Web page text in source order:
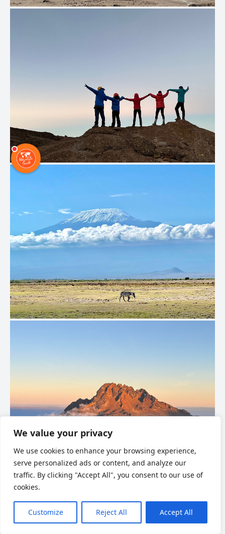
We value your privacy
We use cookies to enhance your browsing experience,
serve personalized ads or content, and analyze our
traffic. By clicking "Accept All", you consent to our use of
cookies.
Customize Reject All Accept All